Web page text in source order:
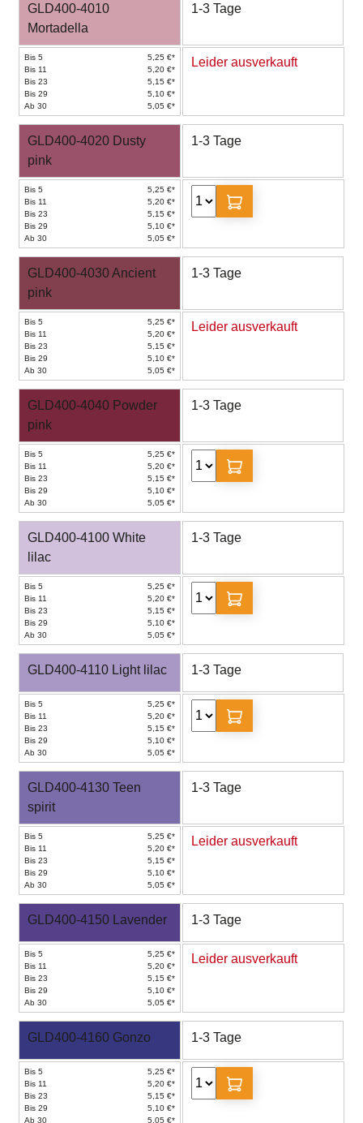
GLD400-4010
Mortadella
1-3 Tage
Bis 5
5,25 €*
Bis 11
5,20 €*
Bis 23
5,15 €*
Bis 29
5,10 €*
Ab 30
5,05 €*
Leider ausverkauft
GLD400-4020 Dusty
pink
1-3 Tage
Bis 5
5,25 €*
Bis 11
5,20 €*
Bis 23
5,15 €*
Bis 29
5,10 €*
Ab 30
5,05 €*
GLD400-4030 Ancient
pink
1-3 Tage
Bis 5
5,25 €*
Bis 11
5,20 €*
Bis 23
5,15 €*
Bis 29
5,10 €*
Ab 30
5,05 €*
Leider ausverkauft
GLD400-4040 Powder
pink
1-3 Tage
Bis 5
5,25 €*
Bis 11
5,20 €*
Bis 23
5,15 €*
Bis 29
5,10 €*
Ab 30
5,05 €*
GLD400-4100 White
lilac
1-3 Tage
Bis 5
5,25 €*
Bis 11
5,20 €*
Bis 23
5,15 €*
Bis 29
5,10 €*
Ab 30
5,05 €*
GLD400-4110 Light lilac 1-3 Tage
Bis 5
5,25 €*
Bis 11
5,20 €*
Bis 23
5,15 €*
Bis 29
5,10 €*
Ab 30
5,05 €*
GLD400-4130 Teen
spirit
1-3 Tage
Bis 5
5,25 €*
Bis 11
5,20 €*
Bis 23
5,15 €*
Bis 29
5,10 €*
Ab 30
5,05 €*
Leider ausverkauft
GLD400-4150 Lavender 1-3 Tage
Bis 5
5,25 €*
Bis 11
5,20 €*
Bis 23
5,15 €*
Bis 29
5,10 €*
Ab 30
5,05 €*
Leider ausverkauft
GLD400-4160 Gonzo 1-3 Tage
Bis 5
5,25 €*
Bis 11
5,20 €*
Bis 23
5,15 €*
Bis 29
5,10 €*
Ab 30
5,05 €*